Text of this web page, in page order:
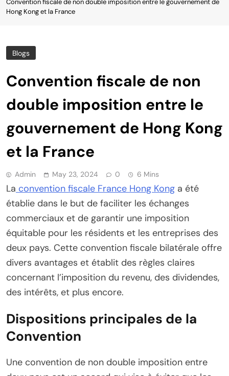
Convention fiscale de non double imposition entre le gouvernement de
Hong Kong et la France
Blogs
Convention fiscale de non
double imposition entre le
gouvernement de Hong Kong
et la France
Admin May 23, 2024 0 6 Mins
La convention fiscale France Hong Kong a été
établie dans le but de faciliter les échanges
commerciaux et de garantir une imposition
équitable pour les résidents et les entreprises des
deux pays. Cette convention fiscale bilatérale offre
divers avantages et établit des règles claires
concernant l’imposition du revenu, des dividendes,
des intérêts, et plus encore.
Dispositions principales de la
Convention
Une convention de non double imposition entre